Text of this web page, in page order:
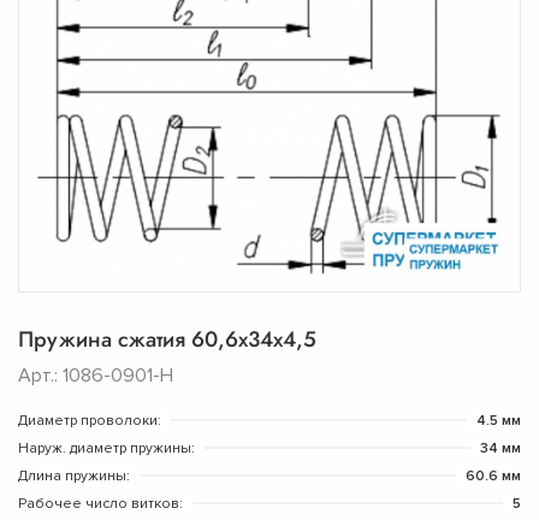
Пружина сжатия 60,6х34х4,5
Арт.: 1086-0901-Н
Диаметр проволоки:
4.5 мм
Наруж. диаметр пружины:
34 мм
Длина пружины:
60.6 мм
Рабочее число витков:
5